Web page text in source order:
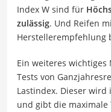
Index W sind für
zulässig. Und Reifen
Herstellerempfehlung
Ein weiteres
Tests von
Lastindex. Dieser
und gibt die